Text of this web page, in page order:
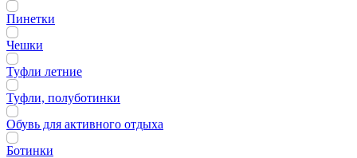
Пинетки
Чешки
Туфли летние
Туфли, полуботинки
Обувь для активного отдыха
Ботинки